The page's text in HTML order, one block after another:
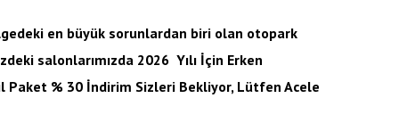
en büyük sorunlardan biri olan otopark
salonlarımızda 2026 Yılı İçin Erken
Paket % 30 İndirim Sizleri Bekliyor, Lütfen Acele